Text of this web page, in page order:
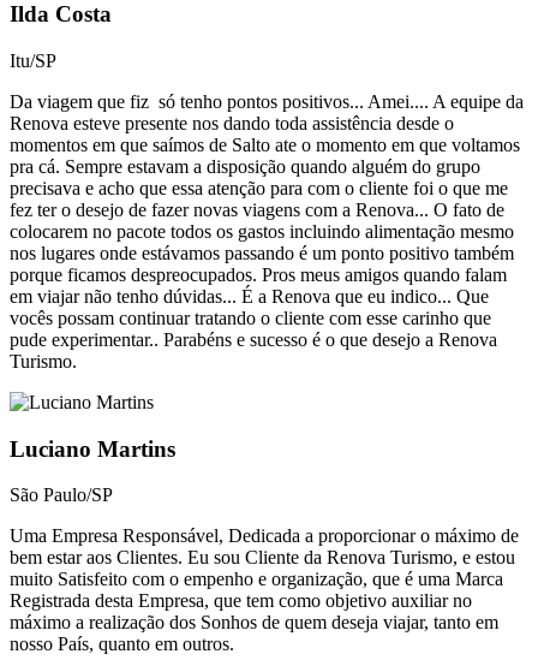
Ilda Costa
Itu/SP
Da viagem que fiz só tenho pontos positivos... Amei.... A equipe da
Renova esteve presente nos dando toda assistência desde o
momentos em que saímos de Salto ate o momento em que voltamos
pra cá. Sempre estavam a disposição quando alguém do grupo
precisava e acho que essa atenção para com o cliente foi o que me
fez ter o desejo de fazer novas viagens com a Renova... O fato de
colocarem no pacote todos os gastos incluindo alimentação mesmo
nos lugares onde estávamos passando é um ponto positivo também
porque ficamos despreocupados. Pros meus amigos quando falam
em viajar não tenho dúvidas... É a Renova que eu indico... Que
vocês possam continuar tratando o cliente com esse carinho que
pude experimentar.. Parabéns e sucesso é o que desejo a Renova
Turismo.
Luciano Martins
São Paulo/SP
Uma Empresa Responsável, Dedicada a proporcionar o máximo de
bem estar aos Clientes. Eu sou Cliente da Renova Turismo, e estou
muito Satisfeito com o empenho e organização, que é uma Marca
Registrada desta Empresa, que tem como objetivo auxiliar no
máximo a realização dos Sonhos de quem deseja viajar, tanto em
nosso País, quanto em outros.